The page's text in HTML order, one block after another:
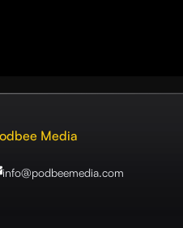
Media
info@podbeemedia.com